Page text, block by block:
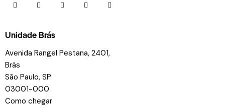
Unidade Brás
Avenida Rangel Pestana, 2401,
Brás
São Paulo, SP
03001-000
Como chegar